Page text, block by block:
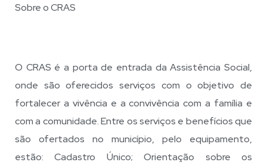
Sobre o CRAS
O CRAS é a porta de entrada da Assistência Social,
onde são oferecidos serviços com o objetivo de
fortalecer a vivência e a convivência com a família e
com a comunidade. Entre os serviços e benefícios que
são ofertados no município, pelo equipamento,
estão: Cadastro Único; Orientação sobre os